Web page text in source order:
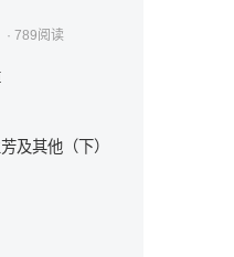
· 789阅读
及其他（下）